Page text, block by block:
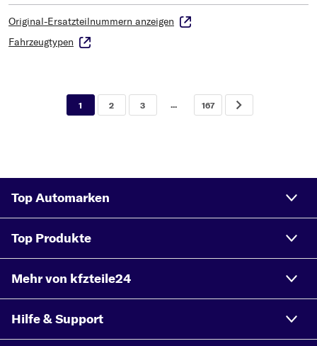
Original-Ersatzteilnummern anzeigen
Fahrzeugtypen
1 2 3 ... 167
Top Automarken
Top Produkte
Mehr von kfzteile24
Hilfe & Support